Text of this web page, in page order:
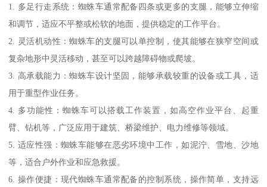
1. 多足行走系统：蜘蛛车通常配备四条或更多的支腿，能够立伸缩
和调节，适应不平整或松软的地面，提供稳定的工作平台。
2. 灵活机动性：蜘蛛车的支腿可以单控制，使其能够在狭窄空间或
复杂地形中灵活移动，甚至可以跨越障碍物或爬坡。
3. 高承载能力：蜘蛛车设计坚固，能够承载较重的设备或工具，适
用于重型作业任务。
4. 多功能性：蜘蛛车可以搭载工作装置，如高空作业平台、起重
臂、钻机等，广泛应用于建筑、桥梁维护、电力维修等领域。
5. 适应性强：蜘蛛车能够在恶劣环境中工作，如泥泞、雪地、沙地
等，适合户外作业和应急救援。
6. 操作便捷：现代蜘蛛车通常配备的控制系统，操作简单，支持远